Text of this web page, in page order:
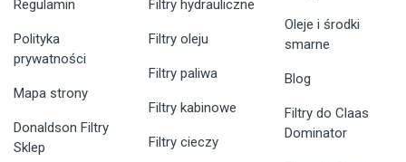
Regulamin
Polityka
prywatności
Mapa strony
Donaldson Filtry
Sklep
Filtry hydrauliczne
Filtry oleju
Filtry paliwa
Filtry kabinowe
Filtry cieczy
Oleje i środki
smarne
Blog
Filtry do Claas
Dominator